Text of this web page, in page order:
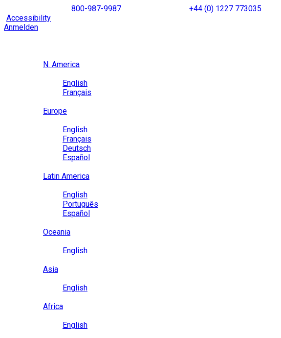
to
content
800-987-9987
+44 (0) 1227 773035
Accessibility
Anmelden
N. America
English
Français
Europe
English
Français
Deutsch
Español
Latin America
English
Português
Español
Oceania
English
Asia
English
Africa
English